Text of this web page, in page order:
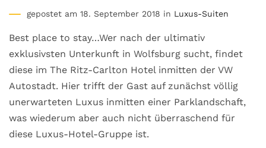
gepostet am 18. September 2018 in Luxus-Suiten
Best place to stay…Wer nach der ultimativ
exklusivsten Unterkunft in Wolfsburg sucht, findet
diese im The Ritz-Carlton Hotel inmitten der VW
Autostadt. Hier trifft der Gast auf zunächst völlig
unerwarteten Luxus inmitten einer Parklandschaft,
was wiederum aber auch nicht überraschend für
diese Luxus-Hotel-Gruppe ist.